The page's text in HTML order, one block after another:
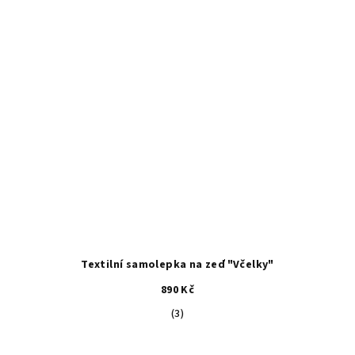
Textilní samolepka na zeď "Včelky"
890 Kč
Průměrné
(3)